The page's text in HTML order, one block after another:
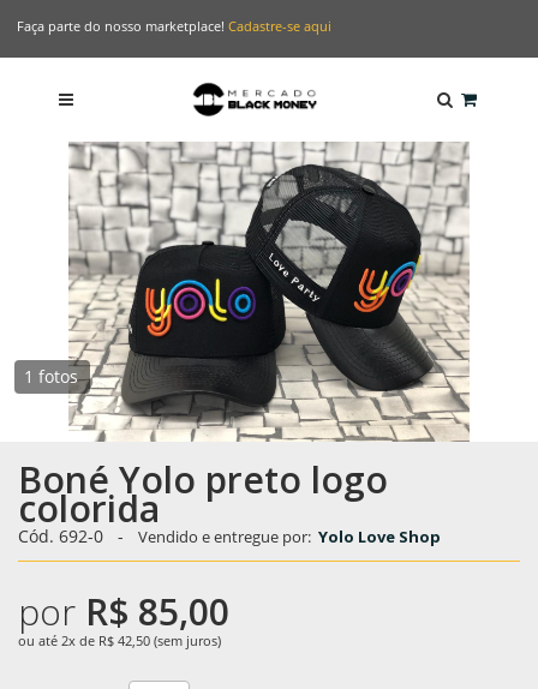
Faça parte do nosso marketplace! Cadastre-se aqui
1 fotos
Boné Yolo preto logo
colorida
Cód. 692-0 - Vendido e entregue por: Yolo Love Shop
por R$ 85,00
ou até 2x de R$ 42,50 (sem juros)